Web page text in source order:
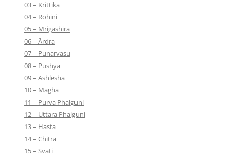
03 – Krittika
04 – Rohini
05 – Mrigashira
06 – Ārdra
07 – Punarvasu
08 – Pushya
09 – Ashlesha
10 – Magha
11 – Purva Phalguni
12 – Uttara Phalguni
13 – Hasta
14 – Chitra
15 – Svati